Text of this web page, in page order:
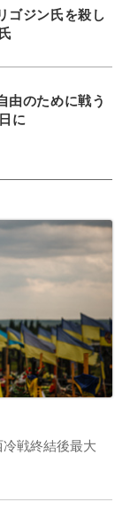
ゴジン氏を殺し
由のために戦う
に
戦終結後最大